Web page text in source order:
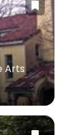
Arts